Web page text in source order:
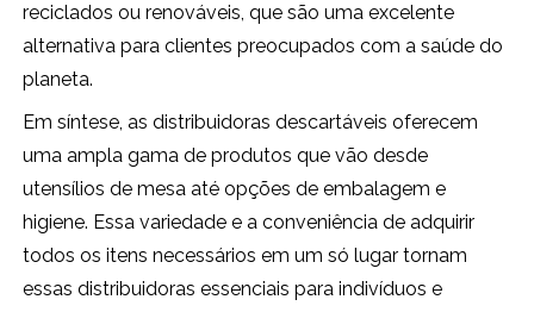
reciclados ou renováveis, que são uma excelente
alternativa para clientes preocupados com a saúde do
planeta.
Em síntese, as distribuidoras descartáveis oferecem
uma ampla gama de produtos que vão desde
utensílios de mesa até opções de embalagem e
higiene. Essa variedade e a conveniência de adquirir
todos os itens necessários em um só lugar tornam
essas distribuidoras essenciais para indivíduos e